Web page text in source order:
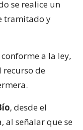
se realice un
tramitado y
a la ley,
recurso de
, desde el
al señalar que se